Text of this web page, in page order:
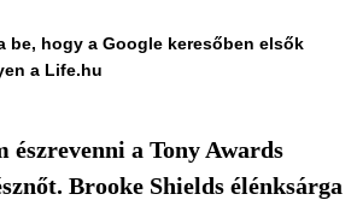
be, hogy a Google keresőben elsők
a Life.hu
észrevenni a Tony Awards
Brooke Shields élénksárga